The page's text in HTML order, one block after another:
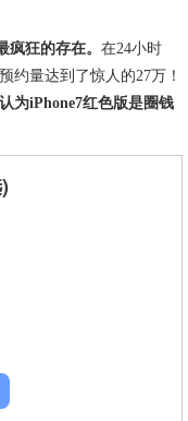
疯狂的存在。在24小时
约量达到了惊人的27万！
为iPhone7红色版是圈钱